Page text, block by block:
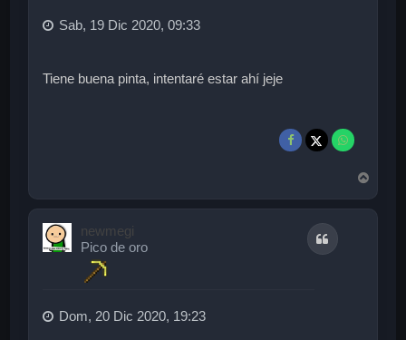
Sab, 19 Dic 2020, 09:33
Tiene buena pinta, intentaré estar ahí jeje
r
newmegi
Pico de oro
Citar
Dom, 20 Dic 2020, 19:23